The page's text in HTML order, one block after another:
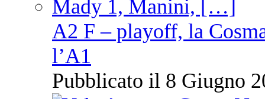
A2 F – playoff, la
l’A1
Pubblicato il 8 Giugno